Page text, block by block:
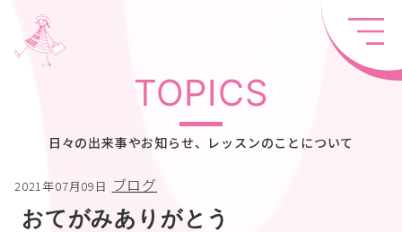
TOPICS
日々の出来事やお知らせ、レッスンのことについて
2021年07月09日 ブログ
おてがみありがとう